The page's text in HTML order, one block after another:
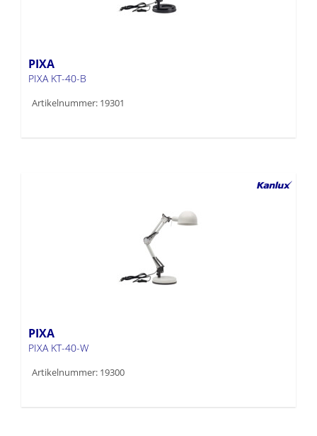
PIXA
PIXA KT-40-B
Artikelnummer: 19301
PIXA
PIXA KT-40-W
Artikelnummer: 19300